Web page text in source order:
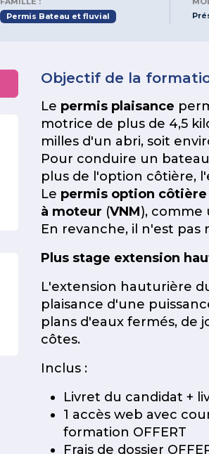
Permis Bateau et fluvial
Objectif de la
Le permis plaisance
motrice de plus de 4,5
milles d'un abri, soit
Pour conduire un
plus de l'option côtière,
Le permis option côtière
à moteur (VNM), comme
En revanche, il n'est pas
Plus stage extension
L'extension hauturière
plaisance d'une
plans d'eaux fermés, de
côtes.
Inclus :
Livret du candidat +
1 accès web avec
formation OFFERT
Frais de dossier